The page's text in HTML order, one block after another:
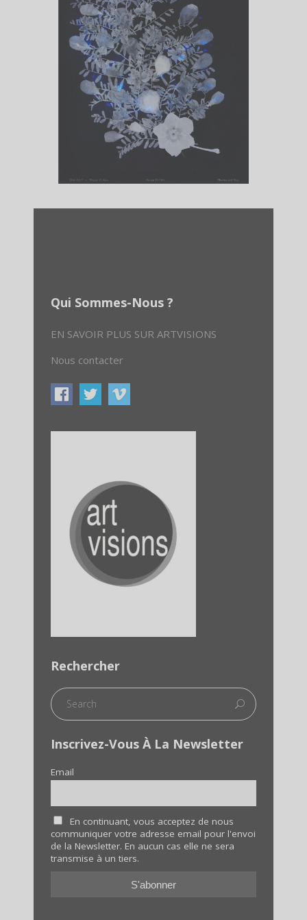
Qui Sommes-Nous ?
EN SAVOIR PLUS SUR ARTVISIONS
Nous contacter
Rechercher
Inscrivez-Vous À La Newsletter
Email
En continuant, vous acceptez de nous
communiquer votre adresse email pour l'envoi
de la Newsletter. En aucun cas elle ne sera
transmise à un tiers.